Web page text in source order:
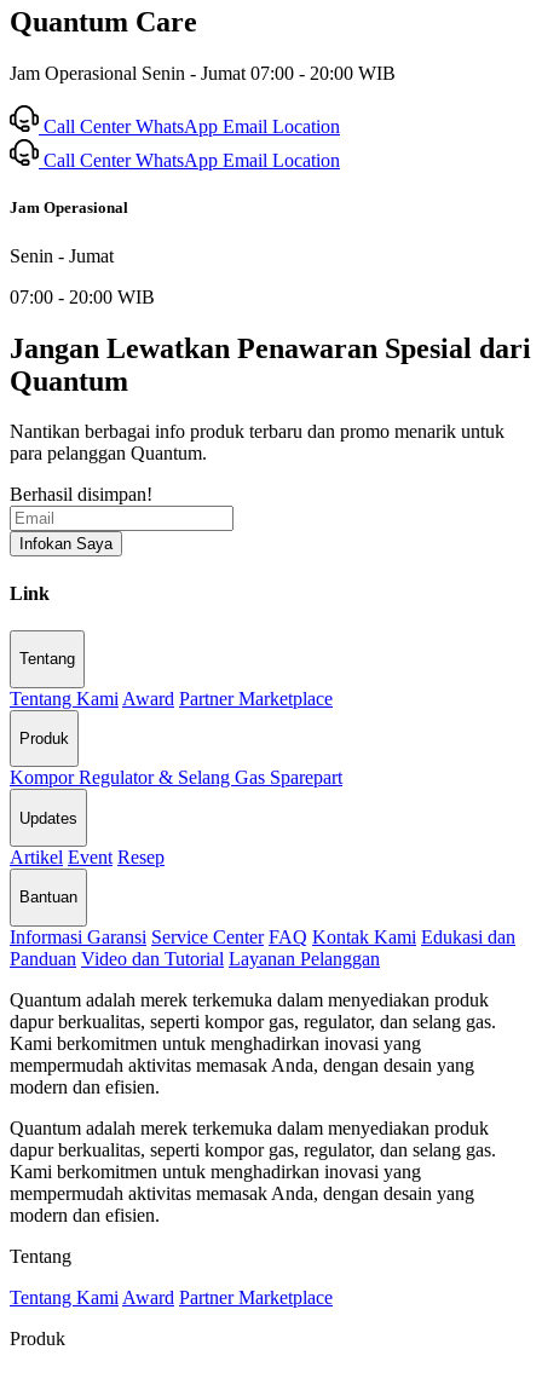
Quantum Care
Jam Operasional Senin - Jumat 07:00 - 20:00 WIB
Call CenterWhatsApp Email Location
Call CenterWhatsApp Email Location
Jam Operasional
Senin - Jumat
07:00 - 20:00 WIB
Jangan Lewatkan Penawaran Spesial dari
Quantum
Nantikan berbagai info produk terbaru dan promo menarik untuk
para pelanggan Quantum.
Berhasil disimpan!
Infokan Saya
Link
Tentang
Tentang Kami Award Partner Marketplace
Produk
KomporRegulator & Selang Gas Sparepart
Updates
Artikel Event Resep
Bantuan
Informasi Garansi Service Center FAQ Kontak Kami Edukasi dan
Panduan Video dan Tutorial Layanan Pelanggan
Quantum adalah merek terkemuka dalam menyediakan produk
dapur berkualitas, seperti kompor gas, regulator, dan selang gas.
Kami berkomitmen untuk menghadirkan inovasi yang
mempermudah aktivitas memasak Anda, dengan desain yang
modern dan efisien.
Quantum adalah merek terkemuka dalam menyediakan produk
dapur berkualitas, seperti kompor gas, regulator, dan selang gas.
Kami berkomitmen untuk menghadirkan inovasi yang
mempermudah aktivitas memasak Anda, dengan desain yang
modern dan efisien.
Tentang
Tentang Kami Award Partner Marketplace
Produk